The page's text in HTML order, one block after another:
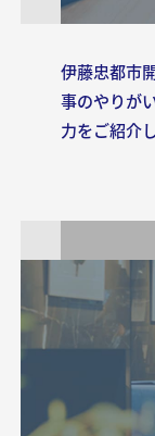
伊藤忠都市
事のやりが
力をご紹介し